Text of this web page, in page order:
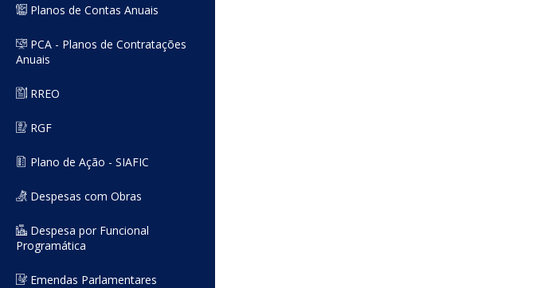
Planos de Contas Anuais
PCA - Planos de Contratações
Anuais
RREO
RGF
Plano de Ação - SIAFIC
Despesas com Obras
Despesa por Funcional
Programática
Emendas Parlamentares